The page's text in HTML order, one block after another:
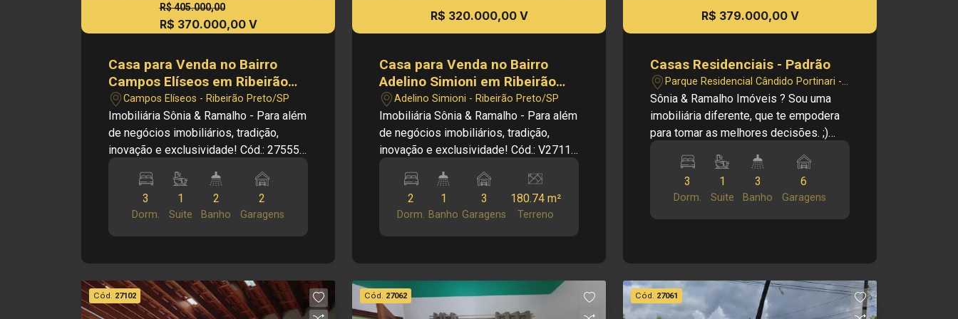
disponibilidade de seus imóveis, sem
aviso prévio.,
R$ 405.000,00
R$ 370.000,00 V
Casa para Venda no Bairro
Campos Elíseos em Ribeirão
Preto/SP.
Campos Elíseos - Ribeirão Preto/SP
Imobiliária Sônia & Ramalho - Para além
de negócios imobiliários, tradição,
inovação e exclusividade! Cód.: 27555
Casa Térrea - Sala - Cozinha - 03
Dormitórios sendo 01 suíte - 02
Banheiros - Área de serviço - 02 Vagas
de garagem Dimensões: - 144,52m² de
Informações Bônus: - Imóvel nas
imediações da Av. da Saudade e
3
Dorm.
1
Suite
2
Banho
2
Garagens
R$ 320.000,00 V
Casa para Venda no Bairro
Adelino Simioni em Ribeirão
Preto/SP.
Adelino Simioni - Ribeirão Preto/SP
Imobiliária Sônia & Ramalho - Para além
de negócios imobiliários, tradição,
inovação e exclusividade! Cód.: V27112
Casa térrea - Sala 02 ambientes -
Cozinha - 02 Dormitórios - 01 Banheiro
social - Área de serviço - 03 Vagas de
garagem Dimensões: - 180,74m² de
Informações bônus: - Imóvel nas
imeidações da Av. Magid Simão Trad e
2
Dorm.
1
Banho
3
Garagens
180.74 m²
Terreno
R$ 379.000,00 V
Casas Residenciais - Padrão
Parque Residencial Cândido Portinari -
Ribeirão Preto/SP
Sônia & Ramalho Imóveis ? Sou uma
imobiliária diferente, que te empodera
para tomar as melhores decisões. ;)
do imóvel: - Tipo - Casa Térrea. - Bairro
- Portinari 03 dormitórios Sendo 01
Suíte 02 quartos com ar condicionado
Armários embutidos em 02 quartos
Garagem p 06 Carros Canil Portão
Eletrônico Investimento venda: R$
3
Dorm.
1
Suite
3
Banho
6
Garagens
Cód. 27102 Cód. 27062 Cód. 27061